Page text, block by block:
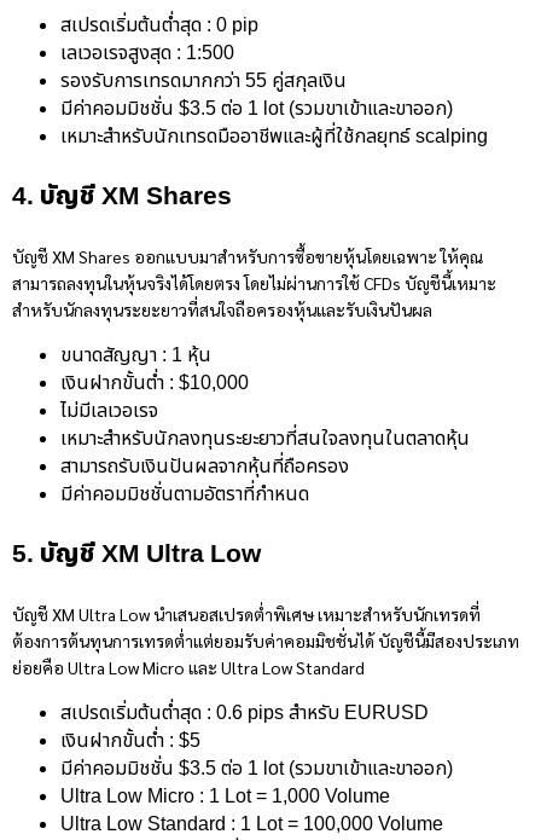
สเปรดเริ่มต้นต่ำสุด : 0 pip
เลเวอเรจสูงสุด : 1:500
รองรับการเทรดมากกว่า 55 คู่สกุลเงิน
มีค่าคอมมิชชั่น $3.5 ต่อ 1 lot (รวมขาเข้าและขาออก)
เหมาะสำหรับนักเทรดมืออาชีพและผู้ที่ใช้กลยุทธ์ scalping
4. บัญชี XM Shares
บัญชี XM Shares ออกแบบมาสำหรับการซื้อขายหุ้นโดยเฉพาะ ให้คุณ
สามารถลงทุนในหุ้นจริงได้โดยตรง โดยไม่ผ่านการใช้ CFDs บัญชีนี้เหมาะ
สำหรับนักลงทุนระยะยาวที่สนใจถือครองหุ้นและรับเงินปันผล
ขนาดสัญญา : 1 หุ้น
เงินฝากขั้นต่ำ : $10,000
ไม่มีเลเวอเรจ
เหมาะสำหรับนักลงทุนระยะยาวที่สนใจลงทุนในตลาดหุ้น
สามารถรับเงินปันผลจากหุ้นที่ถือครอง
มีค่าคอมมิชชั่นตามอัตราที่กำหนด
5. บัญชี XM Ultra Low
บัญชี XM Ultra Low นำเสนอสเปรดต่ำพิเศษ เหมาะสำหรับนักเทรดที่
ต้องการต้นทุนการเทรดต่ำแต่ยอมรับค่าคอมมิชชั่นได้ บัญชีนี้มีสองประเภท
ย่อยคือ Ultra Low Micro และ Ultra Low Standard
สเปรดเริ่มต้นต่ำสุด : 0.6 pips สำหรับ EURUSD
เงินฝากขั้นต่ำ : $5
มีค่าคอมมิชชั่น $3.5 ต่อ 1 lot (รวมขาเข้าและขาออก)
Ultra Low Micro : 1 Lot = 1,000 Volume
Ultra Low Standard : 1 Lot = 100,000 Volume